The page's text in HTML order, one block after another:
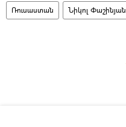
Ռուսաստան Նիկոլ Փաշինյան